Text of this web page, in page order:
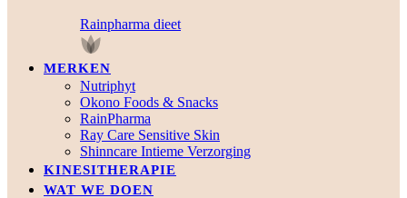
Rainpharma dieet
MERKEN
Nutriphyt
Okono Foods & Snacks
RainPharma
Ray Care Sensitive Skin
Shinncare Intieme Verzorging
KINESITHERAPIE
WAT WE DOEN